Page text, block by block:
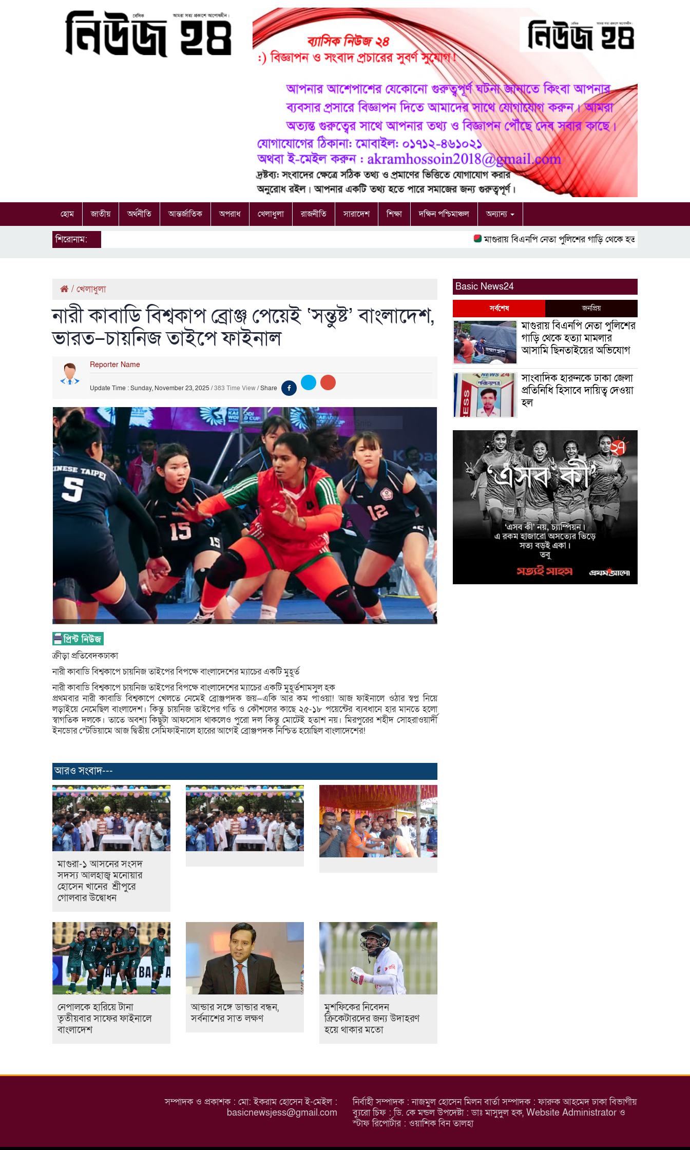
হোম জাতীয় অর্থনীতি আন্তর্জাতিক অপরাধ খেলাধুলা রাজনীতি সারাদেশ শিক্ষা দক্ষিন পশ্চিমাঞ্চল অন্যান্য
শিরোনাম: মাগুরায় বিএনপি নেতা পুলিশের গাড়ি থেকে হত্যা মামলার আসামি
/ খেলাধুলা
নারী কাবাডি বিশ্বকাপ ব্রোঞ্জ পেয়েই ‘সন্তুষ্ট’ বাংলাদেশ,
ভারত–চায়নিজ তাইপে ফাইনাল
Reporter Name
Update Time : Sunday, November 23, 2025 /383 Time View/Share
ক্রীড়া প্রতিবেদকঢাকা
নারী কাবাডি বিশ্বকাপে চায়নিজ তাইপের বিপক্ষে বাংলাদেশের ম্যাচের একটি মুহূর্ত
নারী কাবাডি বিশ্বকাপে চায়নিজ তাইপের বিপক্ষে বাংলাদেশের ম্যাচের একটি মুহূর্তশামসুল হক
প্রথমবার নারী কাবাডি বিশ্বকাপে খেলতে নেমেই ব্রোঞ্জপদক জয়—একি আর কম পাওয়া! আজ ফাইনালে ওঠার স্বপ্ন নিয়ে
লড়াইয়ে নেমেছিল বাংলাদেশ। কিন্তু চায়নিজ তাইপের গতি ও কৌশলের কাছে ২৫-১৮ পয়েন্টের ব্যবধানে হার মানতে হলো
স্বাগতিক দলকে। তাতে অবশ্য কিছুটা আফসোস থাকলেও পুরো দল কিন্তু মোটেই হতাশ নয়। মিরপুরের শহীদ সোহরাওয়ার্দী
ইনডোর স্টেডিয়ামে আজ দ্বিতীয় সেমিফাইনালে হারের আগেই ব্রোঞ্জপদক নিশ্চিত হয়েছিল বাংলাদেশের!
আরও সংবাদ---
মাগুরা-১ আসনের সংসদ
সদস্য আলহাজ্ব মনোয়ার
হোসেন খানের শ্রীপুরে
গোলবার উদ্বোধন
নেপালকে হারিয়ে টানা
তৃতীয়বার সাফের ফাইনালে
বাংলাদেশ
আন্ডার সঙ্গে ডান্ডার বন্ধন,
সর্বনাশের সাত লক্ষণ
মুশফিকের নিবেদন
ক্রিকেটারদের জন্য উদাহরণ
হয়ে থাকার মতো
Basic News24
সর্বশেষ জনপ্রিয়
মাগুরায় বিএনপি নেতা পুলিশের
গাড়ি থেকে হত্যা মামলার
আসামি ছিনতাইয়ের অভিযোগ
সাংবাদিক হারুনকে ঢাকা জেলা
প্রতিনিধি হিসাবে দায়িত্ব দেওয়া
হল
বিশ্ব বাঘ দিবস উপলক্ষে
বুড়িগোয়ালিনীতে লির্ডাসের
আয়োজনে আলোচনা সভা
অনুষ্ঠিত
সাইবার ক্রাইম ইনভেস্টিগেশন
সেল, উদ্যোগে উদ্ধারকৃত
আইফোন সহ ৩৫টি মোবাইল
ফোন ও বিকাশ প্রতারণার
৫০,০০০/- হস্তান্তর
মাগুরা জেলা পুলিশ সুপারের
উদ্যোগে ফরিদপুর জেলার
কামারখালী টোল প্লাজা এলাকা
সম্পাদক ও প্রকাশক : মো: ইকরাম হোসেন ই-মেইল :
basicnewsjess@gmail.com
নির্বাহী সম্পাদক : নাজমুল হোসেন মিলন বার্তা সম্পাদক : ফারুক আহমেদ ঢাকা বিভাগীয়
ব্যুরো চিফ : ডি. কে মন্ডল উপদেষ্টা : ডাঃ মাসুদুল হক, Website Administrator ও
স্টাফ রিপোর্টার : ওয়াশিক বিন তালহা